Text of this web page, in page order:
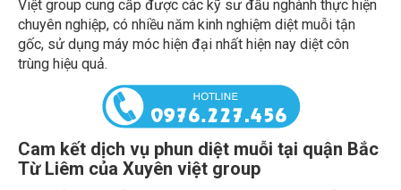
gốc, sử dụng máy móc hiện đại nhất hiện nay diệt côn
trùng hiệu quả.
Cam kết dịch vụ phun diệt muỗi tại quận Bắc
Từ Liêm của Xuyên việt group
Cam kết, diệt muỗi,diệt côn trùnghiệu quả, diệt muỗi tận
gốc ngay lần đầu xử lý